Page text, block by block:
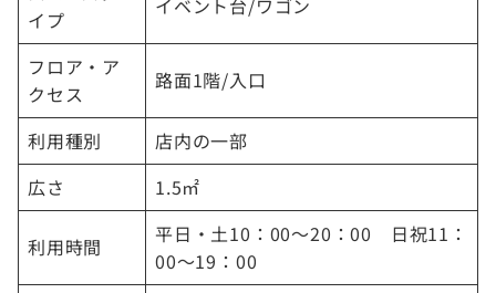
イプ
イベント台/ワゴン
フロア・ア
クセス
路面1階/入口
利用種別
店内の一部
広さ
1.5㎡
利用時間
平日・土10：00～20：00 日祝11：
00～19：00